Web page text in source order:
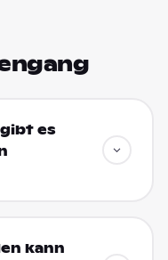
es
kann